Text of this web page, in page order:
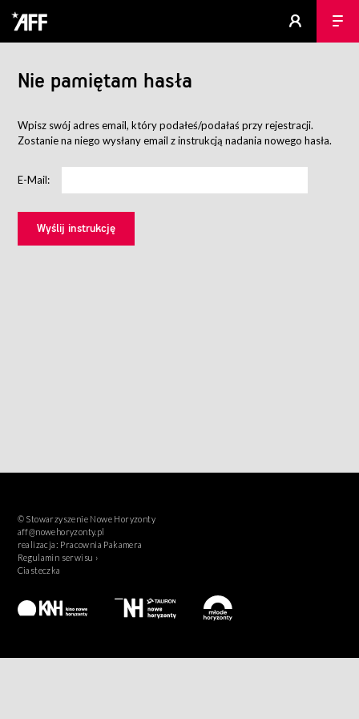
Nie pamiętam hasła
Wpisz swój adres email, który podałeś/podałaś przy rejestracji.
Zostanie na niego wysłany email z instrukcją nadania nowego hasła.
E-Mail:
© Stowarzyszenie Nowe Horyzonty
aff@nowehoryzonty.pl
realizacja: Pracownia Pakamera
Regulamin serwisu ›
Ciasteczka